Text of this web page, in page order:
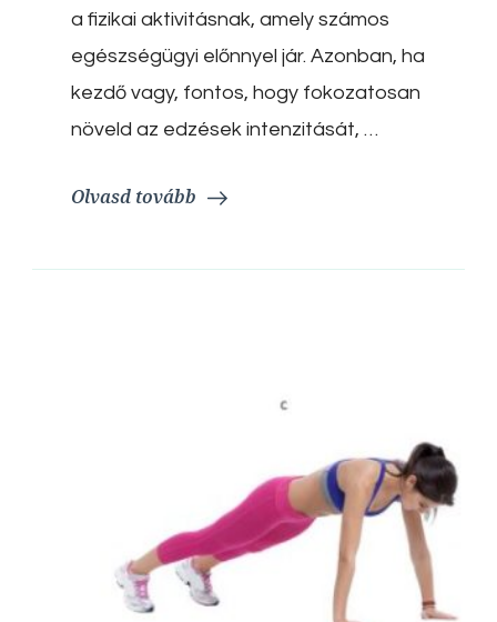
a fizikai aktivitásnak, amely számos
egészségügyi előnnyel jár. Azonban, ha
kezdő vagy, fontos, hogy fokozatosan
növeld az edzések intenzitását, …
Olvasd tovább